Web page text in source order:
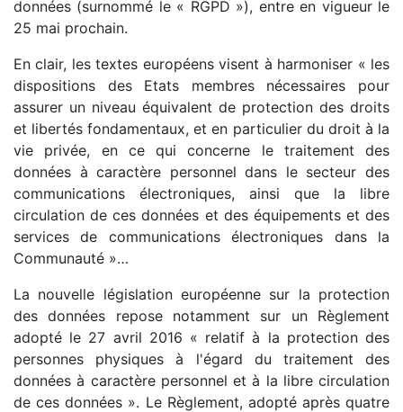
données (surnommé le « RGPD »), entre en vigueur le
25 mai prochain.
En clair, les textes européens visent à harmoniser « les
dispositions des Etats membres nécessaires pour
assurer un niveau équivalent de protection des droits
et libertés fondamentaux, et en particulier du droit à la
vie privée, en ce qui concerne le traitement des
données à caractère personnel dans le secteur des
communications électroniques, ainsi que la libre
circulation de ces données et des équipements et des
services de communications électroniques dans la
Communauté »…
La nouvelle législation européenne sur la protection
des données repose notamment sur un Règlement
adopté le 27 avril 2016 « relatif à la protection des
personnes physiques à l'égard du traitement des
données à caractère personnel et à la libre circulation
de ces données ». Le Règlement, adopté après quatre